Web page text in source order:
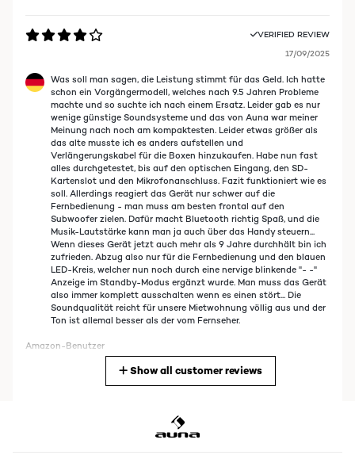
VERIFIED REVIEW
17/09/2025
Was soll man sagen, die Leistung stimmt für das Geld. Ich hatte
schon ein Vorgängermodell, welches nach 9.5 Jahren Probleme
machte und so suchte ich nach einem Ersatz. Leider gab es nur
wenige günstige Soundsysteme und das von Auna war meiner
Meinung nach noch am kompaktesten. Leider etwas größer als
das alte musste ich es anders aufstellen und
Verlängerungskabel für die Boxen hinzukaufen. Habe nun fast
alles durchgetestet, bis auf den optischen Eingang, den SD-
Kartenslot und den Mikrofonanschluss. Fazit funktioniert wie es
soll. Allerdings reagiert das Gerät nur schwer auf die
Fernbedienung - man muss am besten frontal auf den
Subwoofer zielen. Dafür macht Bluetooth richtig Spaß, und die
Musik-Lautstärke kann man ja auch über das Handy steuern...
Wenn dieses Gerät jetzt auch mehr als 9 Jahre durchhält bin ich
zufrieden. Abzug also nur für die Fernbedienung und den blauen
LED-Kreis, welcher nun noch durch eine nervige blinkende "- -"
Anzeige im Standby-Modus ergänzt wurde. Man muss das Gerät
also immer komplett ausschalten wenn es einen stört... Die
Soundqualität reicht für unsere Mietwohnung völlig aus und der
Ton ist allemal besser als der vom Fernseher.
Amazon-Benutzer
Show all customer reviews